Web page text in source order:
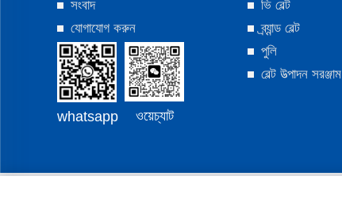
সংবাদ
যোগাযোগ করুন
whatsapp ওয়েচ্যাট
ভি বেল্ট
ব্র্যান্ড বেল্ট
পুলি
বেল্ট উত্পাদন সরঞ্জাম